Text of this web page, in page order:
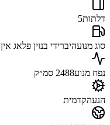
דלתות5
סוג מנועהיברידי בנזין פלאג אין
נפח מנוע2488 סמ״ק
הנעהקדמית